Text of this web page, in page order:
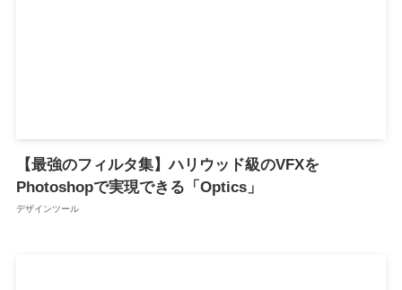
【最強のフィルタ集】ハリウッド級のVFXを
Photoshopで実現できる「Optics」
デザインツール